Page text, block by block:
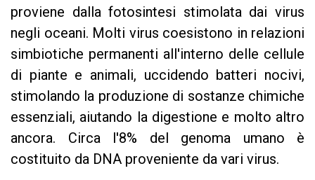
proviene dalla fotosintesi stimolata dai virus
negli oceani. Molti virus coesistono in relazioni
simbiotiche permanenti all'interno delle cellule
di piante e animali, uccidendo batteri nocivi,
stimolando la produzione di sostanze chimiche
essenziali, aiutando la digestione e molto altro
ancora. Circa l'8% del genoma umano è
costituito da DNA proveniente da vari virus.